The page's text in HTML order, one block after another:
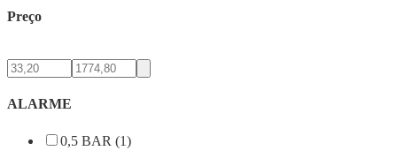
Preço
ALARME
0,5 BAR (1)